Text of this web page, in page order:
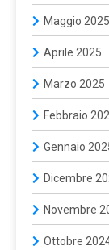
Maggio 2025
Aprile 2025
Marzo 2025
Febbraio
Gennaio
Dicembre
Novembre
Ottobre